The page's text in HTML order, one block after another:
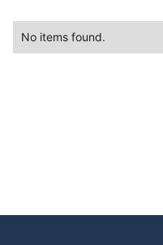
No items found.